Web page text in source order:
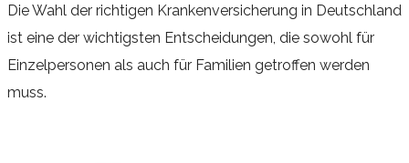
Die Wahl der richtigen Krankenversicherung in Deutschland
ist eine der wichtigsten Entscheidungen, die sowohl für
Einzelpersonen als auch für Familien getroffen werden
muss.